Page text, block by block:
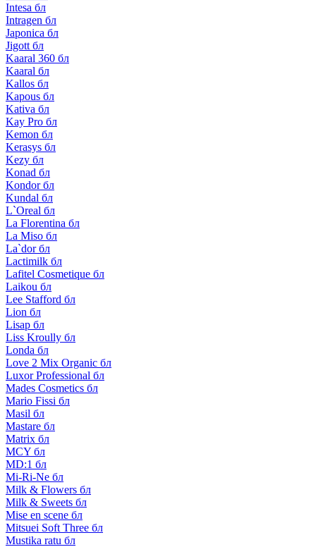
Intesa бл
Intragen бл
Japonica бл
Jigott бл
Kaaral 360 бл
Kaaral бл
Kallos бл
Kapous бл
Kativa бл
Kay Pro бл
Kemon бл
Kerasys бл
Kezy бл
Konad бл
Kondor бл
Kundal бл
L`Oreal бл
La Florentina бл
La Miso бл
La`dor бл
Lactimilk бл
Lafitel Cosmetique бл
Laikou бл
Lee Stafford бл
Lion бл
Lisap бл
Liss Kroully бл
Londa бл
Love 2 Mix Organic бл
Luxor Professional бл
Mades Cosmetics бл
Mario Fissi бл
Masil бл
Mastare бл
Matrix бл
MCY бл
MD:1 бл
Mi-Ri-Ne бл
Milk & Flowers бл
Milk & Sweets бл
Mise en scene бл
Mitsuei Soft Three бл
Mustika ratu бл